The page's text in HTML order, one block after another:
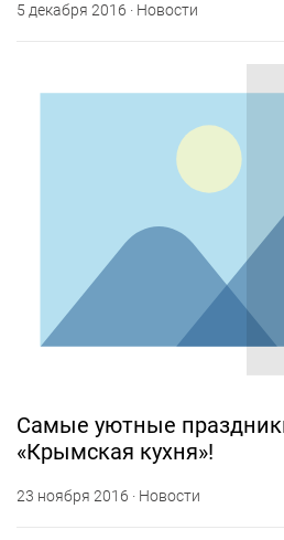
5 декабря 2016 · Новости
Самые уютные
«Крымская кухня»!
23 ноября 2016 · Новости